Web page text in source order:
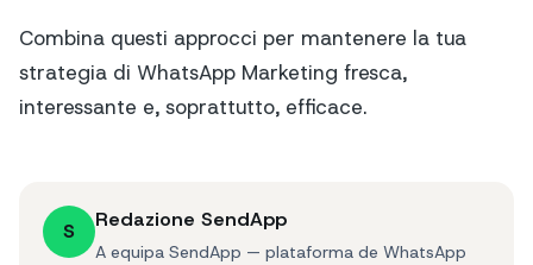
Combina questi approcci per mantenere la tua
strategia di WhatsApp Marketing fresca,
interessante e, soprattutto, efficace.
S Redazione SendApp
A equipa SendApp — plataforma de WhatsApp